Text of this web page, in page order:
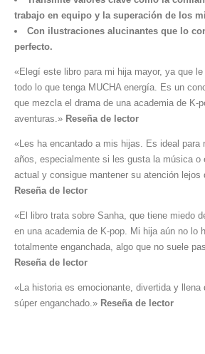
trabajo en equipo y la superación de los
Con ilustraciones alucinantes que lo
perfecto.
«Elegí este libro para mi hija mayor, ya que
todo lo que tenga MUCHA energía. Es un
que mezcla el drama de una academia de K-
aventuras.» Reseña de lector
«Les ha encantado a mis hijas. Es ideal para
años, especialmente si les gusta la música o
actual y consigue mantener su atención lejos
Reseña de lector
«El libro trata sobre Sanha, que tiene miedo
en una academia de K-pop. Mi hija aún no lo
totalmente enganchada, algo que no suele
Reseña de lector
«La historia es emocionante, divertida y
súper enganchado.» Reseña de lector